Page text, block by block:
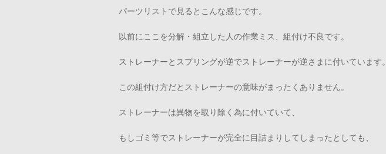
パーツリストで見るとこんな感じです。
以前にここを分解・組立した人の作業ミス、組付け不良です。
ストレーナーとスプリングが逆でストレーナーが逆さまに付いています。
この組付け方だとストレーナーの意味がまったくありません。
ストレーナーは異物を取り除く為に付いていて、
もしゴミ等でストレーナーが完全に目詰まりしてしまったとしても、